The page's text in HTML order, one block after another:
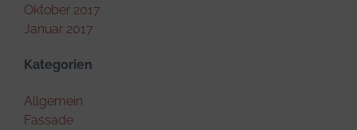
Oktober 2017
Januar 2017
Kategorien
Allgemein
Fassade